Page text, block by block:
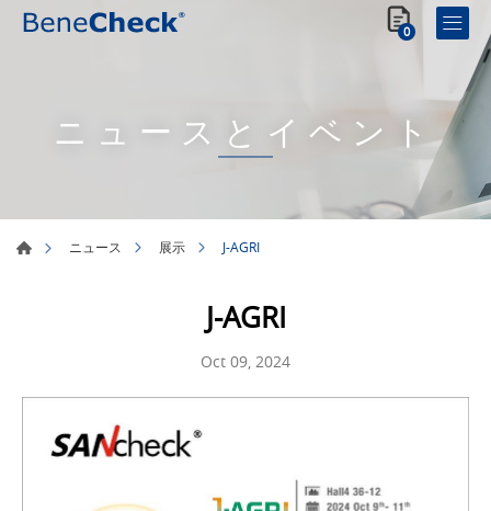
0
ニュースとイベント
ニュース 展示 J-AGRI
J-AGRI
Oct 09, 2024